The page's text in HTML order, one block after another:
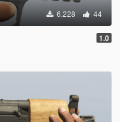
6.228 44
1.0